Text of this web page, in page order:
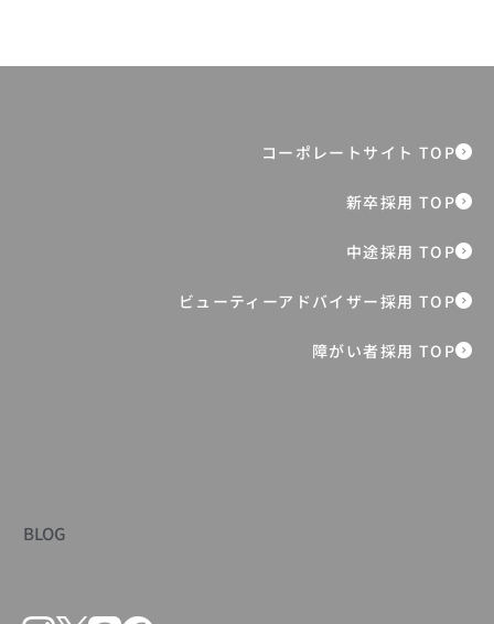
お客様一人ひとりに「寄り添う接客」を
BLOG
障がい者採用 TOP